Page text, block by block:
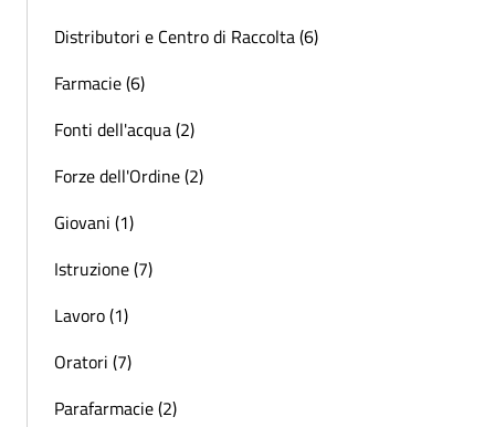
Distributori e Centro di Raccolta (6)
Farmacie (6)
Fonti dell'acqua (2)
Forze dell'Ordine (2)
Giovani (1)
Istruzione (7)
Lavoro (1)
Oratori (7)
Parafarmacie (2)